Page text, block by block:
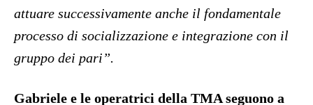
attuare successivamente anche il fondamentale
processo di socializzazione e integrazione con il
gruppo dei pari”.
Gabriele e le operatrici della TMA seguono a